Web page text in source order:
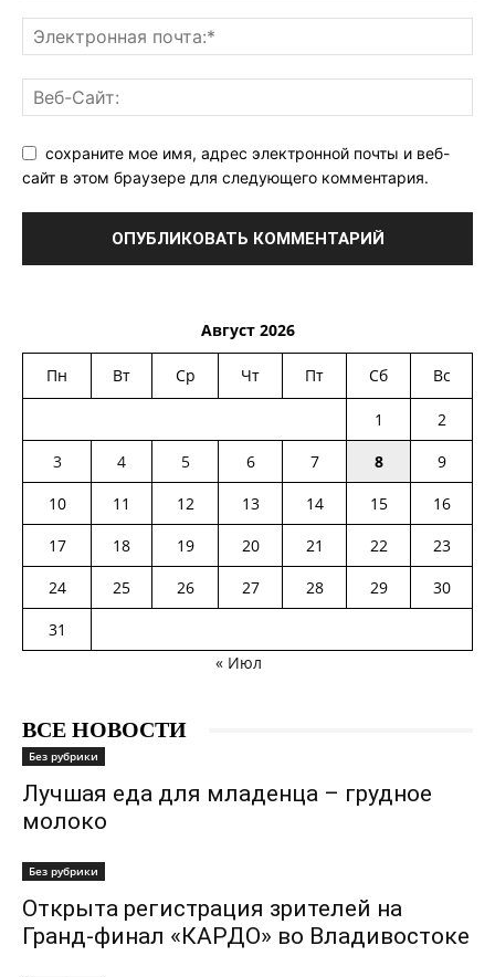
сохраните мое имя, адрес электронной почты и веб-
сайт в этом браузере для следующего комментария.
Август 2026
Пн Вт Ср Чт Пт Сб Вс
1
2
3
4 5 6 7 8
9
10
11 12 13 14 15
16
17
18 19 20 21 22
23
24
25 26 27 28 29
30
31
« Июл
ВСЕ НОВОСТИ
Без рубрики
Лучшая еда для младенца – грудное
молоко
Без рубрики
Открыта регистрация зрителей на
Гранд-финал «КАРДО» во Владивостоке